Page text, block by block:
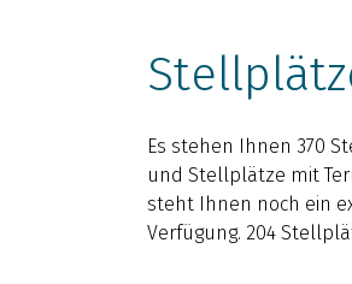
Es stehen Ihnen 370
und Stellplätze mit
steht Ihnen noch ein
Verfügung. 204